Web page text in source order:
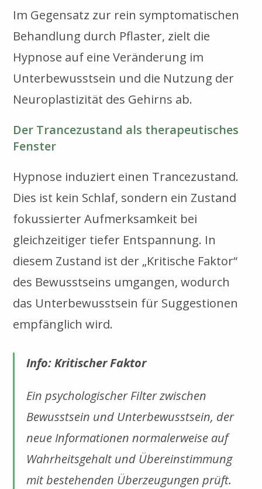
Im Gegensatz zur rein symptomatischen
Behandlung durch Pflaster, zielt die
Hypnose auf eine Veränderung im
Unterbewusstsein und die Nutzung der
Neuroplastizität des Gehirns ab.
Der Trancezustand als therapeutisches
Fenster
Hypnose induziert einen Trancezustand.
Dies ist kein Schlaf, sondern ein Zustand
fokussierter Aufmerksamkeit bei
gleichzeitiger tiefer Entspannung. In
diesem Zustand ist der „Kritische Faktor“
des Bewusstseins umgangen, wodurch
das Unterbewusstsein für Suggestionen
empfänglich wird.
Info: Kritischer Faktor
Ein psychologischer Filter zwischen
Bewusstsein und Unterbewusstsein, der
neue Informationen normalerweise auf
Wahrheitsgehalt und Übereinstimmung
mit bestehenden Überzeugungen prüft.